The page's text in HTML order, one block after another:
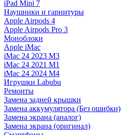
iPad Mini 7
Наушники и гарнитуры
Apple Airpods 4
Apple Airpods Pro 3
Моноблоки
Apple iMac
iMac 24 2023 M3
iMac 24 2021 M1
iMac 24 2024 M4
Игрушки Labubu
Ремонты
Замена задней крышки
Замена аккумулятора (Без ошибки)
Замена экрана (аналог)
Замена экрана (оригинал)